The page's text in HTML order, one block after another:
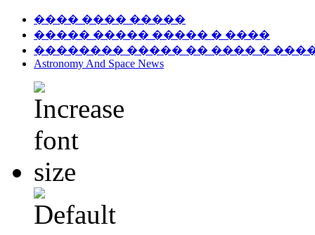
���� ���� �����
����� ����� ����� � ����
�������� ����� �� ���� �
Astronomy And Space News